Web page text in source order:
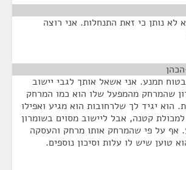
לא נותן כי זאת התנחלות. אני רוצה
תמנע. אני אשאל אותך לגבי יישוב
שהמרחק מהמפעל שלו הוא כמו המרחק
הוא יגיד לך שלרחובות הוא מגיע ואפילו
קטנה, אבל ליישוב מסוים בשומרון
אף על פי שהמרחק אותו מרחק והעסקה
טוען שיש לו עלות וסיכון נוספים.